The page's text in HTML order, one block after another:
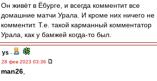
Он живёт в Ёбурге, и всегда комментит все
домашние матчи Урала. И кроме них ничего не
комментит. Т.е. такой карманный комментатор
Урала, как у бамжей когда-то был.
ys -
28 фев 2023 03:36
man26